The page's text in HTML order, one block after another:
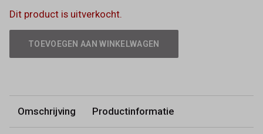
Dit product is uitverkocht.
TOEVOEGEN AAN WINKELWAGEN
Omschrijving Productinformatie